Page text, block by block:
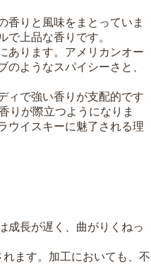
香りと風味をまとっていま
上品な香りです。
あります。アメリカンオー
ようなスパイシーさと、
ィで強い香りが支配的です
りが際立つようになりま
ウイスキーに魅了される理
成長が遅く、曲がりくねっ
ます。加工においても、不